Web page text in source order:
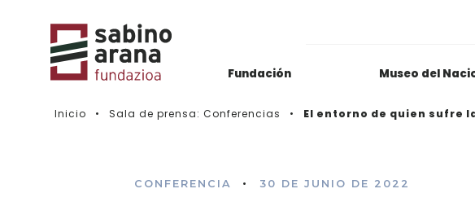
Fundación Museo del
Biblioteca & Hemeroteca
Histórico de convocatorias
Inicio Sala de prensa: Conferencias El entorno de quien sufre
CONFERENCIA • 30 DE JUNIO DE 2022